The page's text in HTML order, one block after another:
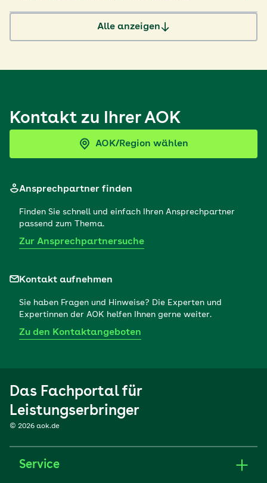
Alle anzeigen
Kontakt zu Ihrer AOK
AOK/Region wählen
Ansprechpartner finden
Finden Sie schnell und einfach Ihren Ansprechpartner
passend zum Thema.
Zur Ansprechpartnersuche
Kontakt aufnehmen
Sie haben Fragen und Hinweise? Die Experten und
Expertinnen der AOK helfen Ihnen gerne weiter.
Zu den Kontaktangeboten
Das Fachportal für
Leistungserbringer
© 2026 aok.de
Service